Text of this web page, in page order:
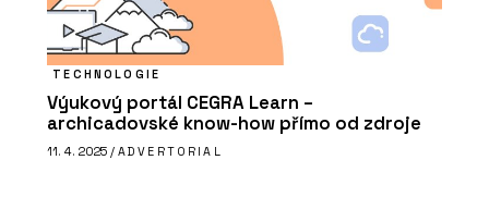
TECHNOLOGIE
Výukový portál CEGRA Learn –
archicadovské know-how přímo od zdroje
11. 4. 2025 / ADVERTORIAL